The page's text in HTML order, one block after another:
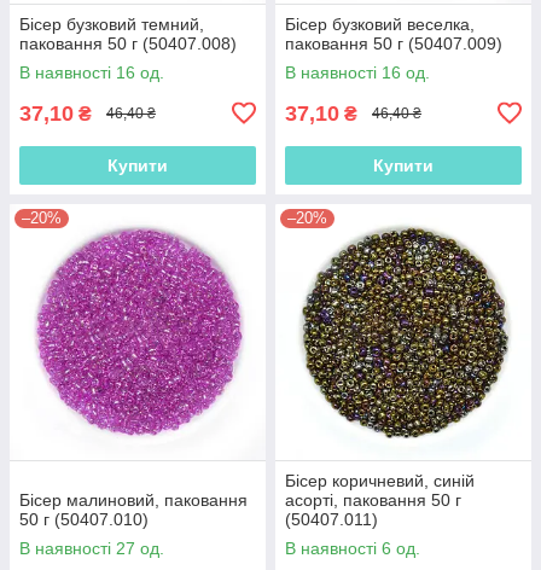
Бісер бузковий темний,
паковання 50 г (50407.008)
В наявності 16 од.
37,10 ₴ 46,40 ₴
Купити
Бісер бузковий веселка,
паковання 50 г (50407.009)
В наявності 16 од.
37,10 ₴ 46,40 ₴
Купити
–20%
Бісер малиновий, паковання
50 г (50407.010)
В наявності 27 од.
–20%
Бісер коричневий, синій
асорті, паковання 50 г
(50407.011)
В наявності 6 од.